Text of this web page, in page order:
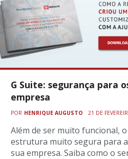
G Suite: segurança para
empresa
POR HENRIQUE AUGUSTO 21 DE
Além de ser muito funcional,
estrutura muito segura para
sua empresa. Saiba como o